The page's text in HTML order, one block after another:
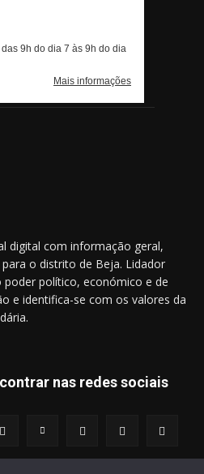
digital com informação geral,
o distrito de Beja. Lidador
poder político, económico e de
e identifica-se com os valores da
nas redes sociais